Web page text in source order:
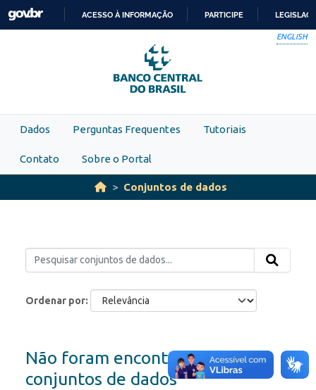
Skip to main content
PARA
O
CONTEÚDO
ACESSO À INFORMAÇÃO PARTICIPE
ENGLISH
Dados Perguntas Frequentes Tutoriais
Contato Sobre o Portal
Conjuntos de dados
Ordenar por
Não foram encontrados
conjuntos de dados